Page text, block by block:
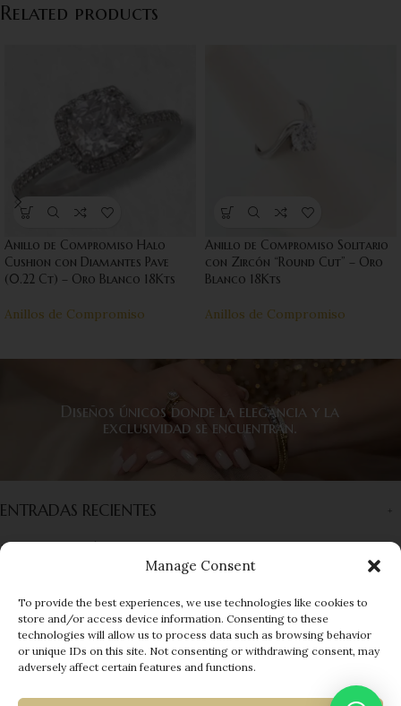
Manage Consent
To provide the best experiences, we use technologies like cookies to
store and/or access device information. Consenting to these
technologies will allow us to process data such as browsing behavior
or unique IDs on this site. Not consenting or withdrawing consent, may
adversely affect certain features and functions.
Related products
Anillo de Compromiso Halo
Cushion con Diamantes Pave
(0.22 Ct) – Oro Blanco 18Kts
Anillos de Compromiso
Anillo de Compromiso Solitario
con Zircón “Round Cut” – Oro
Blanco 18Kts
Anillos de Compromiso
Diseños únicos donde la elegancia y la
exclusividad se encuentran.
ENTRADAS RECIENTES
INFORMACIÓN
MENÚ
© 2025 EUROGEMS| Developed by